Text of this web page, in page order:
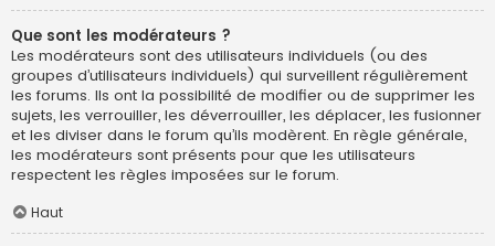
Que sont les modérateurs ?
Les modérateurs sont des utilisateurs individuels (ou des
groupes d’utilisateurs individuels) qui surveillent régulièrement
les forums. Ils ont la possibilité de modifier ou de supprimer les
sujets, les verrouiller, les déverrouiller, les déplacer, les fusionner
et les diviser dans le forum qu’ils modèrent. En règle générale,
les modérateurs sont présents pour que les utilisateurs
respectent les règles imposées sur le forum.
Haut